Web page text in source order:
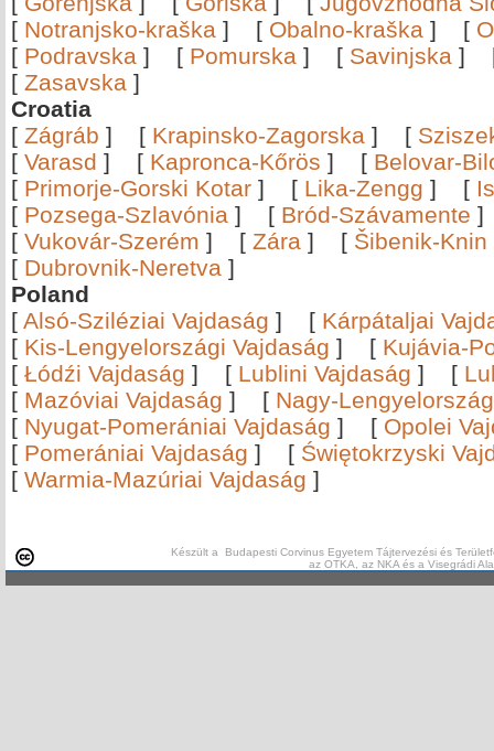
[ Notranjsko-kraška ] [ Obalno-kraška ] [
[ Podravska ] [ Pomurska ] [ Savinjska ]
[ Zasavska ]
Croatia
[ Zágráb ] [ Krapinsko-Zagorska ] [
[ Varasd ] [ Kapronca-Kőrös ] [ Belovar-
[ Primorje-Gorski Kotar ] [ Lika-Zengg ] [
[ Pozsega-Szlavónia ] [ Bród-Szávamente
[ Vukovár-Szerém ] [ Zára ] [ Šibenik-Knin
[ Dubrovnik-Neretva ]
Poland
[ Alsó-Sziléziai Vajdaság ] [ Kárpátaljai
[ Kis-Lengyelországi Vajdaság ] [ Kujávia-
[ Łódźi Vajdaság ] [ Lublini Vajdaság ] [
[ Mazóviai Vajdaság ] [ Nagy-
[ Nyugat-Pomerániai Vajdaság ] [ Opolei
[ Pomerániai Vajdaság ] [ Świętokrzyski
[ Warmia-Mazúriai Vajdaság ]
Készült a Budapesti Corvinus Egyetem Tájtervezési és
az OTKA, az NKA és a Visegrádi